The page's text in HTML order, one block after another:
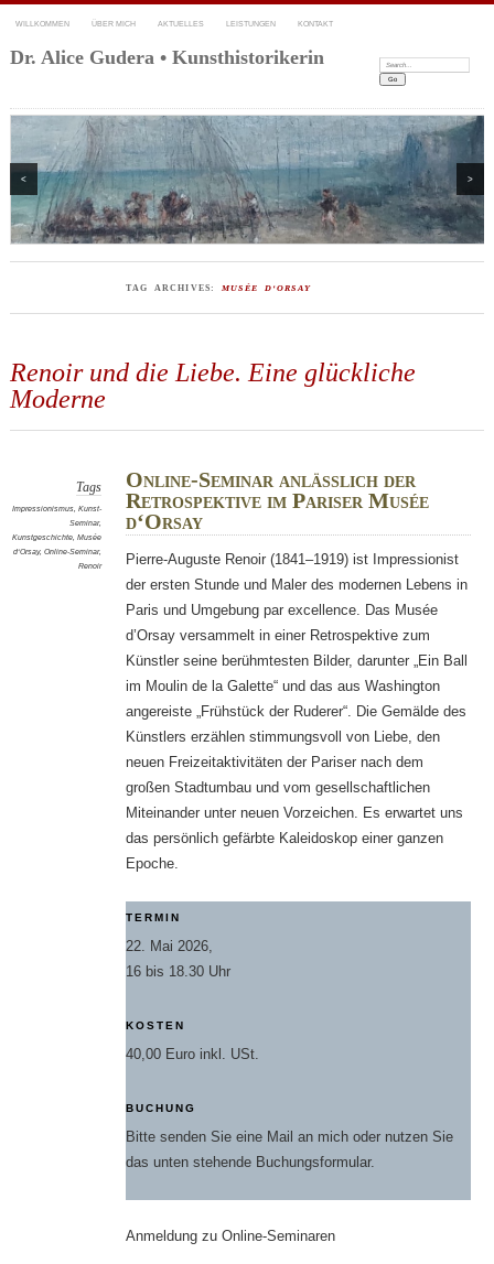
WILLKOMMEN ÜBER MICH AKTUELLES LEISTUNGEN KONTAKT
Dr. Alice Gudera • Kunsthistorikerin Search:
< >
TAG ARCHIVES: MUSÉE D‘ORSAY
Renoir und die Liebe. Eine glückliche
Moderne
Tags
Impressionismus, Kunst-
Seminar,
Kunstgeschichte, Musée
d‘Orsay, Online-Seminar,
Renoir
Online-Seminar anlässlich der
Retrospektive im Pariser Musée
d‘Orsay
Pierre-Auguste Renoir (1841–1919) ist Impressionist
der ersten Stunde und Maler des modernen Lebens in
Paris und Umgebung par excellence. Das Musée
d’Orsay versammelt in einer Retrospektive zum
Künstler seine berühmtesten Bilder, darunter „Ein Ball
im Moulin de la Galette“ und das aus Washington
angereiste „Frühstück der Ruderer“. Die Gemälde des
Künstlers erzählen stimmungsvoll von Liebe, den
neuen Freizeitaktivitäten der Pariser nach dem
großen Stadtumbau und vom gesellschaftlichen
Miteinander unter neuen Vorzeichen. Es erwartet uns
das persönlich gefärbte Kaleidoskop einer ganzen
Epoche.
TERMIN
22. Mai 2026,
16 bis 18.30 Uhr
KOSTEN
40,00 Euro inkl. USt.
BUCHUNG
Bitte senden Sie eine Mail an mich oder nutzen Sie
das unten stehende Buchungsformular.
Anmeldung zu Online-Seminaren